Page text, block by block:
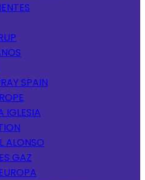
SPAIN
IGLESIA
ALONSO
GAZ